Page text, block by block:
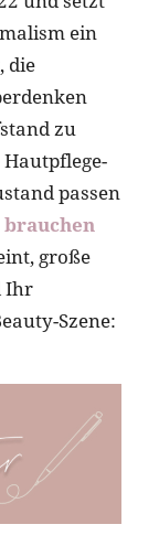
ein
die
zu
passen
brauchen
große
Ihr
Szene: